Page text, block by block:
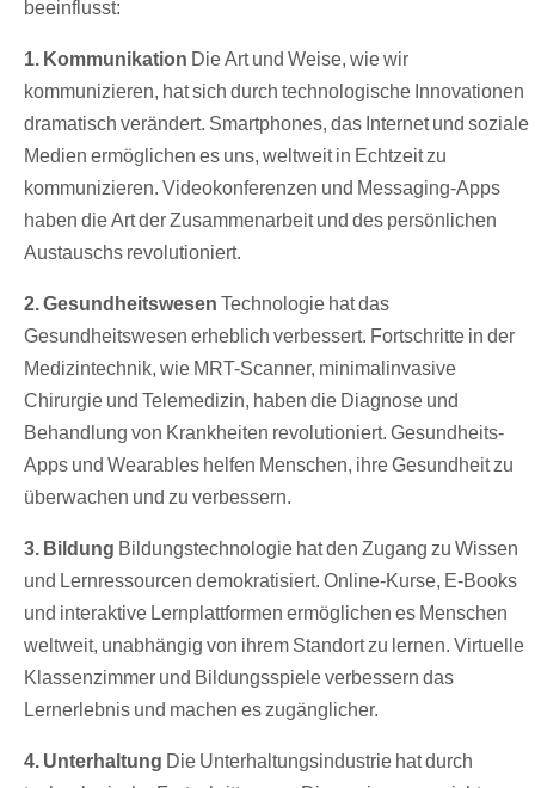
beeinflusst:
1. Kommunikation Die Art und Weise, wie wir
kommunizieren, hat sich durch technologische Innovationen
dramatisch verändert. Smartphones, das Internet und soziale
Medien ermöglichen es uns, weltweit in Echtzeit zu
kommunizieren. Videokonferenzen und Messaging-Apps
haben die Art der Zusammenarbeit und des persönlichen
Austauschs revolutioniert.
2. Gesundheitswesen Technologie hat das
Gesundheitswesen erheblich verbessert. Fortschritte in der
Medizintechnik, wie MRT-Scanner, minimalinvasive
Chirurgie und Telemedizin, haben die Diagnose und
Behandlung von Krankheiten revolutioniert. Gesundheits-
Apps und Wearables helfen Menschen, ihre Gesundheit zu
überwachen und zu verbessern.
3. Bildung Bildungstechnologie hat den Zugang zu Wissen
und Lernressourcen demokratisiert. Online-Kurse, E-Books
und interaktive Lernplattformen ermöglichen es Menschen
weltweit, unabhängig von ihrem Standort zu lernen. Virtuelle
Klassenzimmer und Bildungsspiele verbessern das
Lernerlebnis und machen es zugänglicher.
4. Unterhaltung Die Unterhaltungsindustrie hat durch